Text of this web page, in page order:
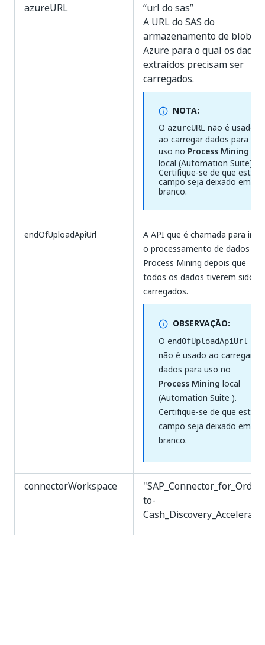
azureURL
“url do sas”
A URL do SAS do
armazenamento de blobs
Azure para o qual os dados
extraídos precisam ser
carregados.
NOTA:
O azureURL não é usado
ao carregar dados para
uso no Process Mining
local (Automation Suite).
Certifique-se de que este
campo seja deixado em
branco.
endOfUploadApiUrl
A API que é chamada para
o processamento de dados no
Process Mining depois que
todos os dados tiverem sido
carregados.
OBSERVAÇÃO:
O endOfUploadApiUrl
não é usado ao carregar
dados para uso no
Process Mining local
(Automation Suite ).
Certifique-se de que este
campo seja deixado em
branco.
connectorWorkspace
"SAP_Connector_for_Order-
to-